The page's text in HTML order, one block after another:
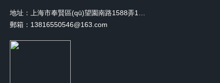
郵箱：13816550546@163.com